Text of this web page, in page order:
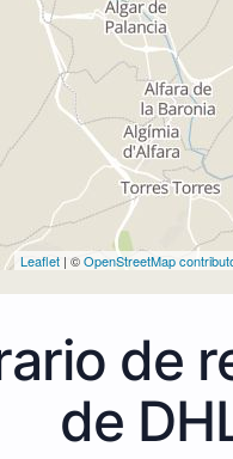
Leaflet | ©OpenStreetMap
de
de